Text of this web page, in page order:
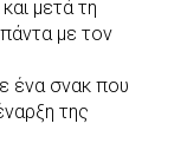
μετά τη
με τον
ένα σνακ που
της